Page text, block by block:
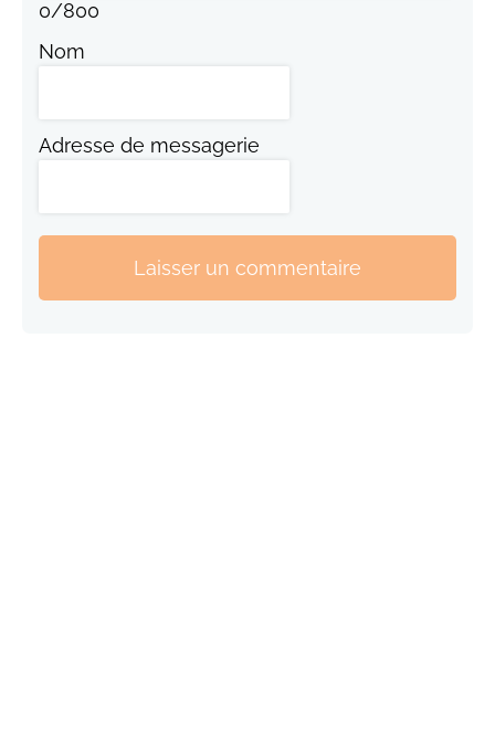
0/800
Nom
Adresse de messagerie
Laisser un commentaire